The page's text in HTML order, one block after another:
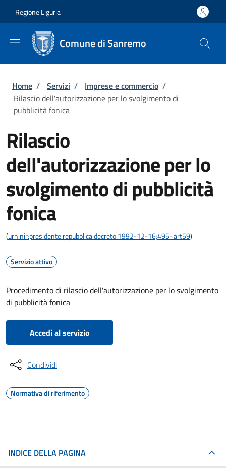
Regione Liguria
Comune di Sanremo
Briciole di pane
Home / Servizi / Imprese e commercio /
Rilascio dell'autorizzazione per lo svolgimento di
pubblicità fonica
Rilascio
dell'autorizzazione per lo
svolgimento di pubblicità
fonica
(urn:nir:presidente.repubblica:decreto:1992-12-16;495~art59)
Servizio attivo
Procedimento di rilascio dell'autorizzazione per lo svolgimento
di pubblicità fonica
Accedi al servizio
Condividi
Normativa di riferimento
INDICE DELLA PAGINA